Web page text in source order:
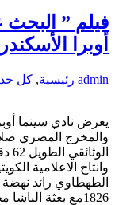
فيلم ”
أوبرا
admin رئيسية, كل
يعرض نادي سينما
والمخرج المصري
وانتاج الاعلامية
الطهطاوي رائد
1826مع بعثة الباشا محمد علي لدراسة العلوم الحديثة..